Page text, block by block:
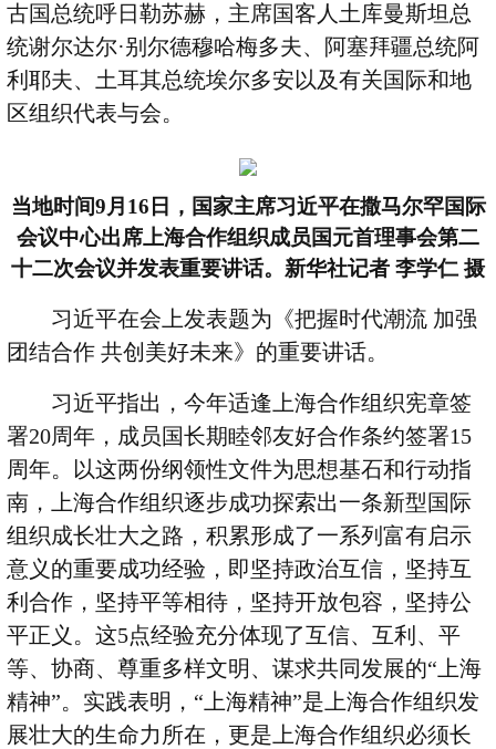
古国总统呼日勒苏赫，主席国客人土库曼斯坦总
统谢尔达尔·别尔德穆哈梅多夫、阿塞拜疆总统阿
利耶夫、土耳其总统埃尔多安以及有关国际和地
区组织代表与会。
当地时间9月 16 日，国家主席习近平在撒马尔罕国际
会议中心出席上海合作组织成员国元首理事会第二
十二次会议并发表重要讲话。新华社记者 李学仁 摄
习近平在会上发表题为《把握时代潮流 加强
团结合作 共创美好未来》的重要讲话。
习近平指出，今年适逢上海合作组织宪章签
署20周年，成员国长期睦邻友好合作条约签署15
周年。以这两份纲领性文件为思想基石和行动指
南，上海合作组织逐步成功探索出一条新型国际
组织成长壮大之路，积累形成了一系列富有启示
意义的重要成功经验，即坚持政治互信，坚持互
利合作，坚持平等相待，坚持开放包容，坚持公
平正义。这5点经验充分体现了互信、互利、平
等、协商、尊重多样文明、谋求共同发展的“上海
精神”。实践表明，“上海精神”是上海合作组织发
展壮大的生命力所在，更是上海合作组织必须长